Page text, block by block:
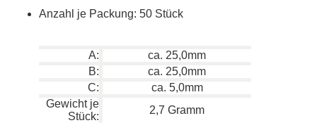
Anzahl je Packung: 50 Stück
A:
ca. 25,0mm
B:
ca. 25,0mm
C:
ca. 5,0mm
Gewicht je
Stück:
2,7 Gramm